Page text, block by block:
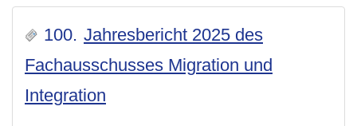
100. Jahresbericht 2025 des
Fachausschusses Migration und
Integration